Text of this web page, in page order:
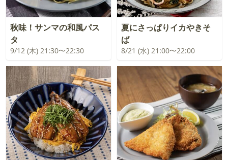
秋味！サンマの和風パス
タ
9/12 (木) 21:30〜22:30
夏にさっぱりイカやきそ
ば
8/21 (水) 21:00〜22:00